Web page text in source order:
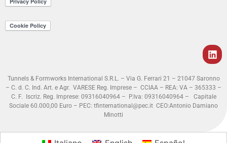
Tunnels & Formworks International S.R.L. – Via G. Ferrari 21 – 21047 Saronno
– C. d. C. Ind. Art. e Agr. VARESE Reg. Imprese – CCIAA – REA: VA – 365333 –
C. F. Iscriz. Reg. Imprese: 09316040964 – P.Iva: 09316040964 – Capitale
Sociale 60.000,00 Euro – PEC: tfinternational@pec.it CEO:Antonio Damiano
Minotti